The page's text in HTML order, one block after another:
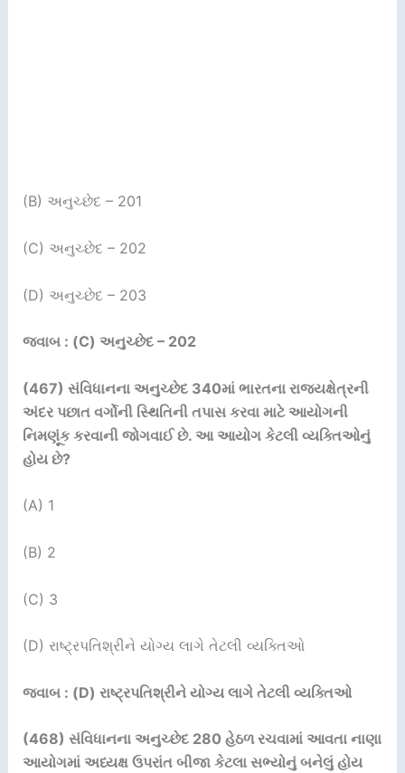
(B) અનુચ્છેદ – 201
(C) અનુચ્છેદ – 202
(D) અનુચ્છેદ – 203
જવાબ : (C) અનુચ્છેદ – 202
(467) સંવિધાનના અનુચ્છેદ 340માં ભારતના રાજ્યક્ષેત્રની
અંદર પછાત વર્ગોની સ્થિતિની તપાસ કરવા માટે આયોગની
નિમણૂંક કરવાની જોગવાઈ છે. આ આયોગ કેટલી વ્યક્તિઓનું
હોય છે?
(A) 1
(B) 2
(C) 3
(D) રાષ્ટ્રપતિશ્રીને યોગ્ય લાગે તેટલી વ્યક્તિઓ
જવાબ : (D) રાષ્ટ્રપતિશ્રીને યોગ્ય લાગે તેટલી વ્યક્તિઓ
(468) સંવિધાનના અનુચ્છેદ 280 હેઠળ રચવામાં આવતા નાણા
આયોગમાં અધ્યક્ષ ઉપરાંત બીજા કેટલા સભ્યોનું બનેલું હોય